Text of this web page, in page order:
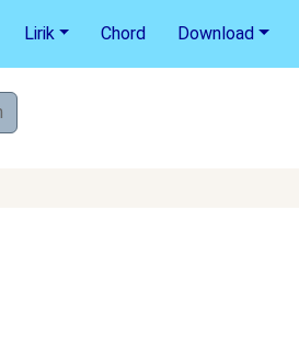
Lirik Chord Download